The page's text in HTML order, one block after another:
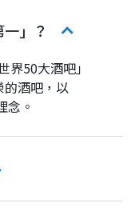
」？
50大酒吧」
的酒吧，以
念。